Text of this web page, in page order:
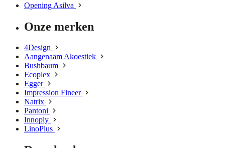
Opening Asilva
Onze merken
4Design
Aangenaam Akoestiek
Bushbaum
Ecoplex
Egger
Impression Fineer
Natrix
Pantoni
Innoply
LinoPlus